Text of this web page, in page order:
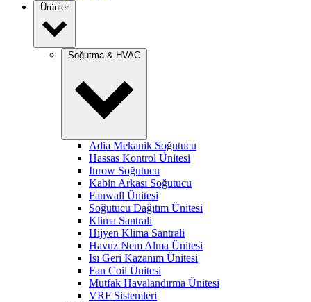
Ürünler
Soğutma & HVAC
Adia Mekanik Soğutucu
Hassas Kontrol Ünitesi
Inrow Soğutucu
Kabin Arkası Soğutucu
Fanwall Ünitesi
Soğutucu Dağıtım Ünitesi
Klima Santrali
Hijyen Klima Santrali
Havuz Nem Alma Ünitesi
Isı Geri Kazanım Ünitesi
Fan Coil Ünitesi
Mutfak Havalandırma Ünitesi
VRF Sistemleri